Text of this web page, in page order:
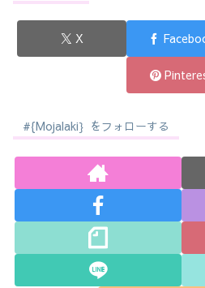
X
#{Mojalaki｝をフォローする